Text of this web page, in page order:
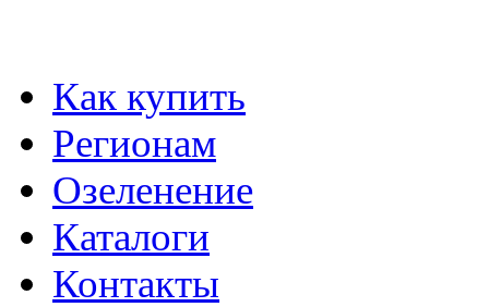
Как купить
Регионам
Озеленение
Каталоги
Контакты